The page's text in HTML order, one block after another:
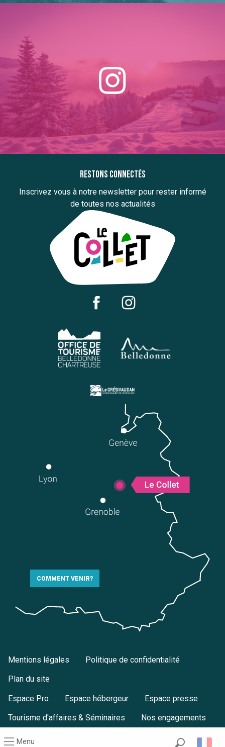
Menu
Restons connectés
Inscrivez vous à notre newsletter pour rester informé
de toutes nos actualités
COMMENT VENIR?
Mentions légales Politique de confidentialité
Plan du site
Espace Pro Espace hébergeur Espace presse
Tourisme d'affaires & Séminaires Nos engagements